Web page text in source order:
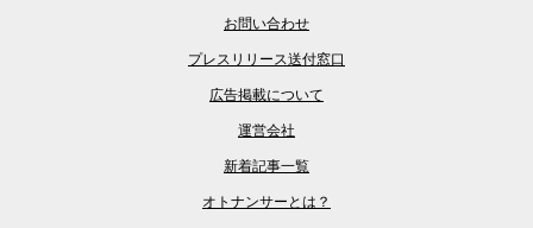
お問い合わせ
プレスリリース送付窓口
広告掲載について
運営会社
新着記事一覧
オトナンサーとは？